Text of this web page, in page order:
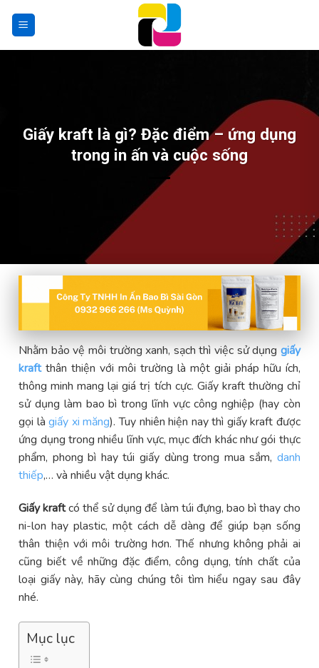
Giấy kraft là gì? Đặc điểm – ứng dụng
trong in ấn và cuộc sống
Nhằm bảo vệ môi trường xanh, sạch thì việc sử dụng giấy
kraftthân thiện với môi trường là một giải pháp hữu ích,
thông minh mang lại giá trị tích cực. Giấy kraft thường chỉ
sử dụng làm bao bì trong lĩnh vực công nghiệp (hay còn
gọi làgiấy xi măng). Tuy nhiên hiện nay thì giấy kraft được
ứng dụng trong nhiều lĩnh vực, mục đích khác như gói thực
phẩm, phong bì hay túi giấy dùng trong mua sắm, danh
thiếp,… và nhiều vật dụng khác.
Giấy kraftcó thể sử dụng để làm túi đựng, bao bì thay cho
ni-lon hay plastic, một cách dễ dàng để giúp bạn sống
thân thiện với môi trường hơn. Thế nhưng không phải ai
cũng biết về những đặc điểm, công dụng, tính chất của
loại giấy này, hãy cùng chúng tôi tìm hiểu ngay sau đây
nhé.
Mục lục